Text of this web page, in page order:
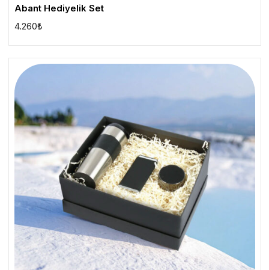
Abant Hediyelik Set
4.260₺